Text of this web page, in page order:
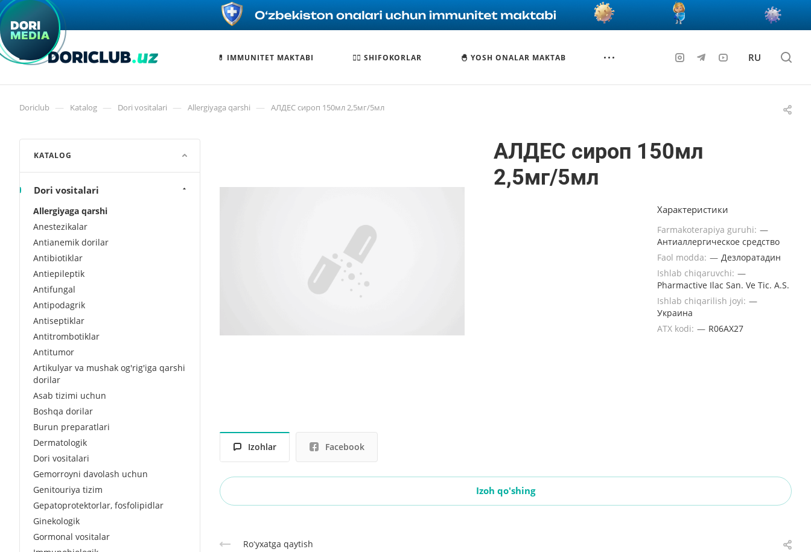
💊 IMMUNITET MAKTABI 🧑‍⚕️ SHIFOKORLAR 🐣 YOSH ONALAR MAKTAB RU
Doriclub — Katalog — Dori vositalari — Allergiyaga qarshi — АЛДЕС сироп 150мл 2,5мг/5мл
АЛДЕС сироп 150мл
2,5мг/5мл
Характеристики
Farmakoterapiya guruhi: —
Антиаллергическое средство
Faol modda: — Дезлоратадин
Ishlab chiqaruvchi: —
Pharmactive Ilac San. Ve Tic. A.S.
Ishlab chiqarilish joyi: —
Украина
ATX kodi: — R06AX27
Izohlar Facebook
Izoh qo'shing
Roʻyxatga qaytish
KATALOG
Dori vositalari
Allergiyaga qarshi
Anestezikalar
Antianemik dorilar
Antibiotiklar
Antiepileptik
Antifungal
Antipodagrik
Antiseptiklar
Antitrombotiklar
Antitumor
Artikulyar va mushak og'rig'iga qarshi
dorilar
Asab tizimi uchun
Boshqa dorilar
Burun preparatlari
Dermatologik
Dori vositalari
Gemorroyni davolash uchun
Genitouriya tizim
Gepatoprotektorlar, fosfolipidlar
Ginekologik
Gormonal vositalar